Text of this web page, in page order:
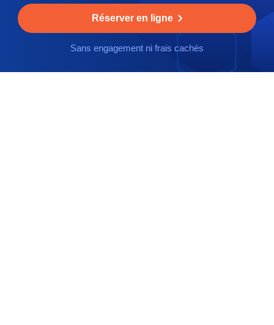
Réserver en ligne
Sans engagement ni frais cachés